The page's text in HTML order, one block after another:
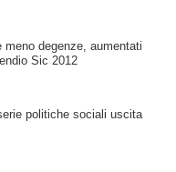
degenze, aumentati
Sic 2012
politiche sociali uscita